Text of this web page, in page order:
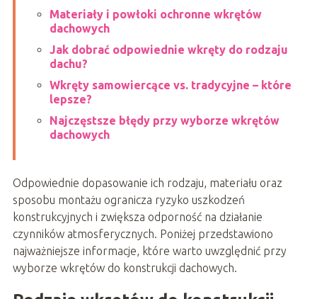
Materiały i powłoki ochronne wkrętów
dachowych
Jak dobrać odpowiednie wkręty do rodzaju
dachu?
Wkręty samowiercące vs. tradycyjne – które
lepsze?
Najczęstsze błędy przy wyborze wkrętów
dachowych
Odpowiednie dopasowanie ich rodzaju, materiału oraz
sposobu montażu ogranicza ryzyko uszkodzeń
konstrukcyjnych i zwiększa odporność na działanie
czynników atmosferycznych. Poniżej przedstawiono
najważniejsze informacje, które warto uwzględnić przy
wyborze wkrętów do konstrukcji dachowych.